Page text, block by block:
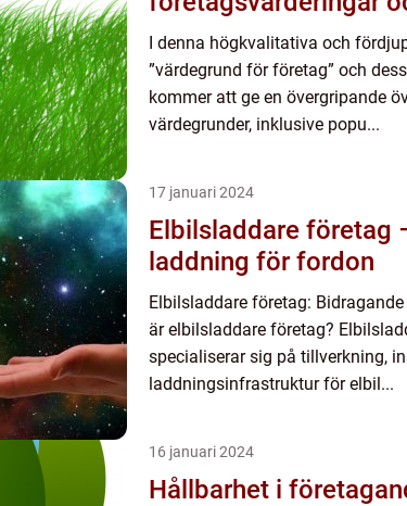
I denna högkvalitativa och
”värdegrund för företag” och
kommer att ge en övergripande
värdegrunder, inklusive popu...
17 januari 2024
Elbilsladdare företag
laddning för fordon
Elbilsladdare företag:
är elbilsladdare företag?
specialiserar sig på tillverkning,
laddningsinfrastruktur för elbil...
16 januari 2024
Hållbarhet i